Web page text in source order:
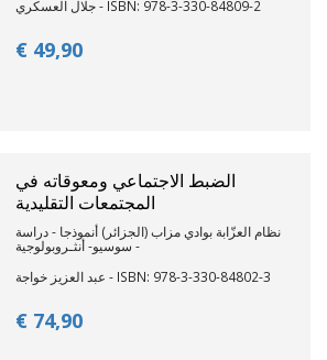
جلال العسكري - ISBN: 978-3-330-84809-2
€ 49,90
الضبط الاجتماعي ومعوقاته في
المجتمعات التقليدية
نظام العزّابة بوادي مزاب (الجزائر) أنموذجا - دراسة
سوسيو- أنثـروبولوجية -
عبد العزيز خواجة - ISBN: 978-3-330-84802-3
€ 74,90